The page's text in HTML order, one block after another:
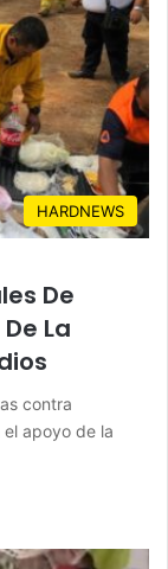
HARDNEWS
De
La
contra
apoyo de la